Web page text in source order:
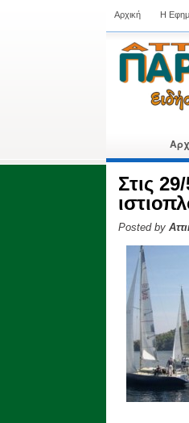
Αρχική Η
Στις
Posted by